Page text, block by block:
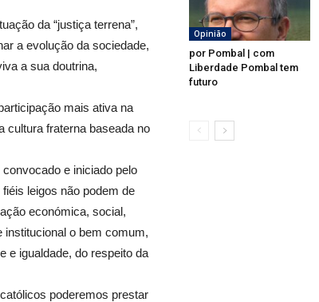
da “justiça terrena”,
a evolução da sociedade,
a sua doutrina,
mais ativa na
cultura fraterna baseada no
e iniciado pelo
leigos não podem de
económica, social,
institucional o bem comum,
e igualdade, do respeito da
poderemos prestar
Opinião
por Pombal | com
Liberdade Pombal tem
futuro